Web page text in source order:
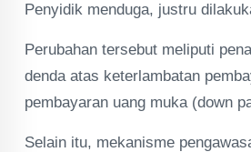
Penyidik menduga, justru
Perubahan tersebut meliputi
denda atas keterlambatan
pembayaran uang muka (down
Selain itu, mekanisme